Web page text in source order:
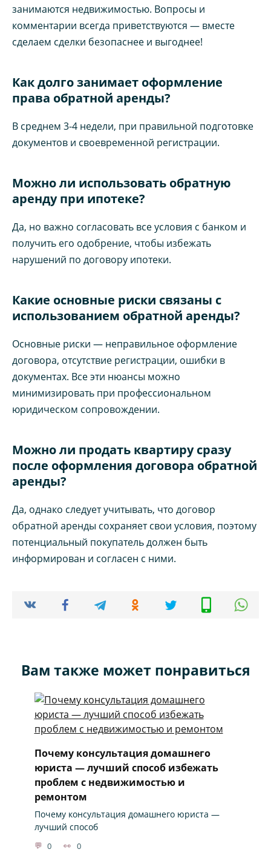
занимаются недвижимостью. Вопросы и
комментарии всегда приветствуются — вместе
сделаем сделки безопаснее и выгоднее!
Как долго занимает оформление
права обратной аренды?
В среднем 3-4 недели, при правильной подготовке
документов и своевременной регистрации.
Можно ли использовать обратную
аренду при ипотеке?
Да, но важно согласовать все условия с банком и
получить его одобрение, чтобы избежать
нарушений по договору ипотеки.
Какие основные риски связаны с
использованием обратной аренды?
Основные риски — неправильное оформление
договора, отсутствие регистрации, ошибки в
документах. Все эти нюансы можно
минимизировать при профессиональном
юридическом сопровождении.
Можно ли продать квартиру сразу
после оформления договора обратной
аренды?
Да, однако следует учитывать, что договор
обратной аренды сохраняет свои условия, поэтому
потенциальный покупатель должен быть
информирован и согласен с ними.
Вам также может понравиться
Почему консультация домашнего
юриста — лучший способ избежать
проблем с недвижимостью и
ремонтом
Почему консультация домашнего юриста —
лучший способ
0 0